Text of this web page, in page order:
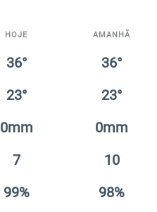
HOJE AMANHÃ
36° 36°
23° 23°
0mm 0mm
7 10
99% 98%